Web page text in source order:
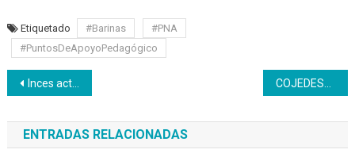
Etiquetado #Barinas
#PNA
#PuntosDeApoyoPedagógico
Navegación
de
entradas
Inces activará planes formativos para mejorar el sistema hídrico del país
ENTRADAS RELACIONADAS